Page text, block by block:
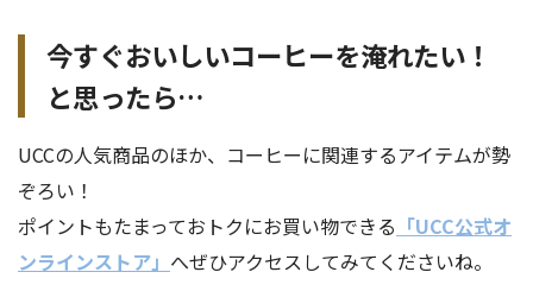
今すぐおいしいコーヒーを淹れたい！
と思ったら…
UCCの人気商品のほか、コーヒーに関連するアイテムが勢
ぞろい！
ポイントもたまっておトクにお買い物できる 「UCC公式オ
ンラインストア」 へぜひアクセスしてみてくださいね。